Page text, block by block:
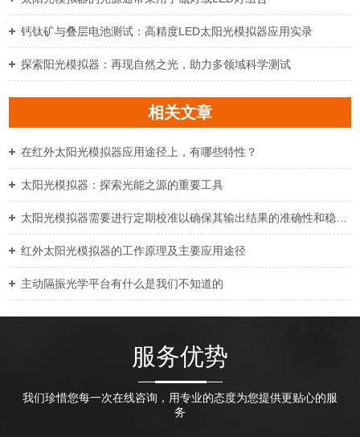
钙钛矿与叠层电池测试：高精度LED太阳光模拟器应用实录
探索阳光模拟器：再现自然之光，助力多领域科学测试
相关文章
在红外太阳光模拟器应用途径上，有哪些特性？
太阳光模拟器：探索光能之源的重要工具
红外太阳光模拟器的工作原理及主要应用途径
主动隔振光学平台有什么是我们不知道的
服务优势
我们珍惜您每一次在线咨询，用专业的态度为您提供更贴心的服
务